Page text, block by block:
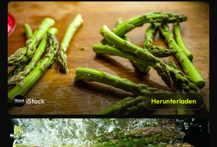
iStock Herunterladen